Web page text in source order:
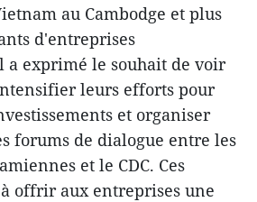
au Cambodge et plus
d'entreprises
exprimé le souhait de voir
leurs efforts pour
et organiser
forums de dialogue entre les
et le CDC. Ces
offrir aux entreprises une